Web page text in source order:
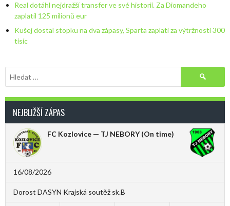
Real dotáhl nejdražší transfer ve své historii. Za Diomandeho
zaplatil 125 milionů eur
Kušej dostal stopku na dva zápasy, Sparta zaplatí za výtržnosti 300
tisíc
Vyhledávání
NEJBLIŽŠÍ ZÁPAS
FC Kozlovice — TJ NEBORY(On time)
16/08/2026
Dorost DASYN Krajská soutěž sk.B